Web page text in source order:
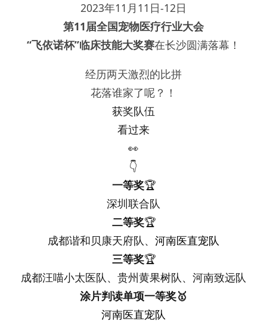
2023年11月11日-12日
第11届全国宠物医疗行业大会
“飞依诺杯”临床技能大奖赛在长沙圆满落幕！
经历两天激烈的比拼
花落谁家了呢？！
获奖队伍
看过来
👀
👇
一等奖🏆
深圳联合队
二等奖🏆
成都谐和贝康天府队、 河南医直宠队
三等奖🏆
成都汪喵小太医队、贵州黄果树队、河南致远队
涂片判读单项一等奖🥇
河南医直宠队